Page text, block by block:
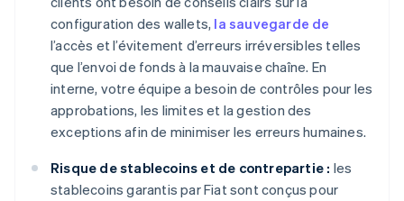
configuration des wallets, la sauvegarde de
l’accès et l’évitement d’erreurs irréversibles telles
que l’envoi de fonds à la mauvaise chaîne. En
interne, votre équipe a besoin de contrôles pour les
approbations, les limites et la gestion des
exceptions afin de minimiser les erreurs humaines.
Risque de stablecoins et de contrepartie : les
stablecoins garantis par Fiat sont conçus pour